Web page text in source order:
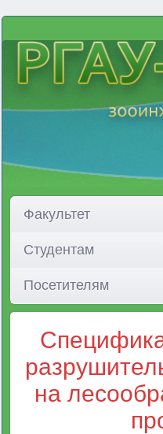
Факультет
Студентам
Посетителям
на